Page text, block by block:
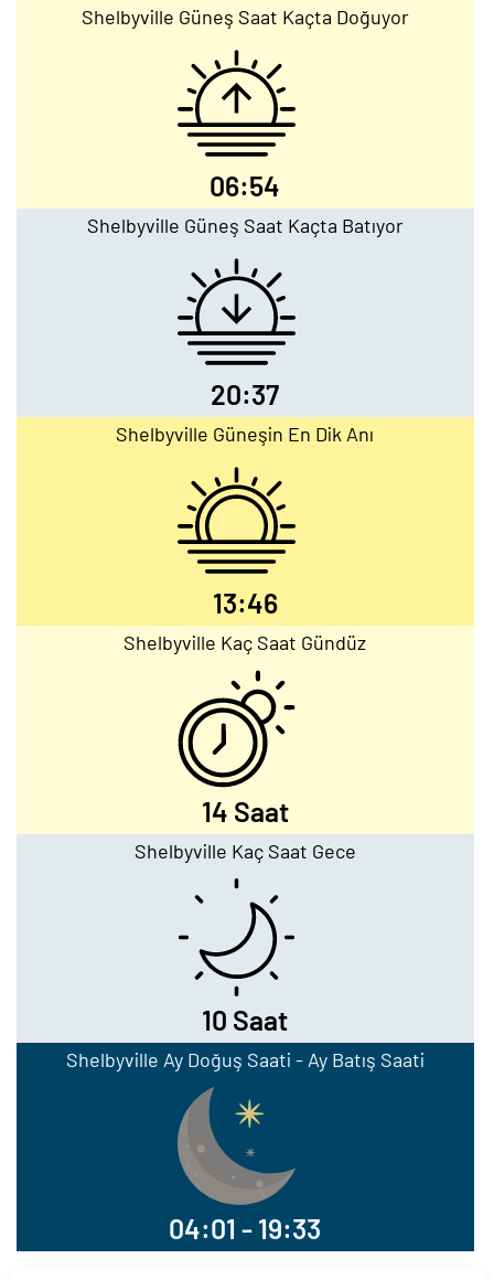
Shelbyville Güneş Saat Kaçta Doğuyor
06:54
Shelbyville Güneş Saat Kaçta Batıyor
20:37
Shelbyville Güneşin En Dik Anı
13:46
Shelbyville Kaç Saat Gündüz
14 Saat
Shelbyville Kaç Saat Gece
10 Saat
Shelbyville Ay Doğuş Saati - Ay Batış Saati
04:01 - 19:33